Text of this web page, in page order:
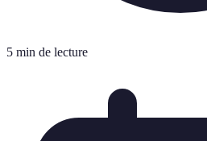
5 min de lecture